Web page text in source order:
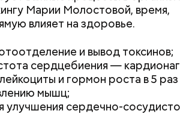
Марии Молостовой, время,
влияет на здоровье.
и вывод токсинов;
сердцебиения —
и гормон роста в 5
мышц;
улучшения сердечно-
очень вкусно, — поделился